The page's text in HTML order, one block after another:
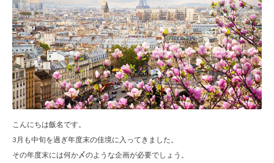
こんにちは飯名です。
3月も中旬を過ぎ年度末の佳境に入ってきました。
その年度末には何か〆のような企画が必要でしょう。